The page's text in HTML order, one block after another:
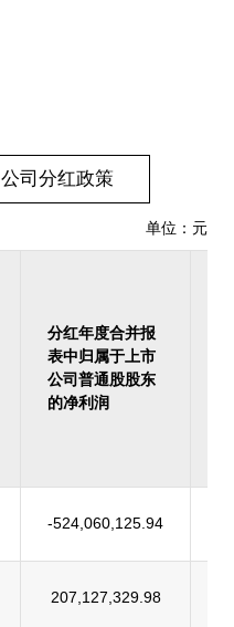
公司分红政策
单位：元
分红年度合并报
表中归属于上市
公司普通股股东
的净利润
-524,060,125.94
207,127,329.98